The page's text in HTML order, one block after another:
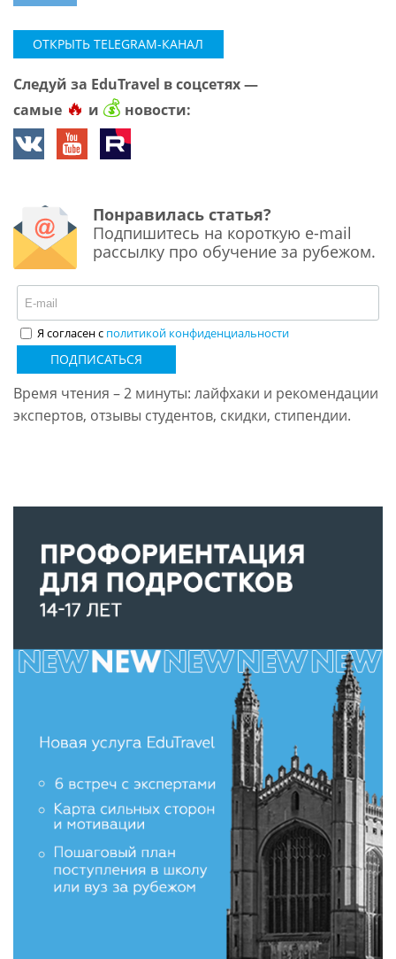
ОТКРЫТЬ TELEGRAM-КАНАЛ
Следуй за EduTravel в соцсетях —
самые 🔥 и 💰 новости:
Понравилась статья?
Подпишитесь на короткую e-mail
рассылку про обучение за рубежом.
Я согласен с политикой конфиденциальности
ПОДПИСАТЬСЯ
Время чтения – 2 минуты: лайфхаки и рекомендации
экспертов, отзывы студентов, скидки, стипендии.